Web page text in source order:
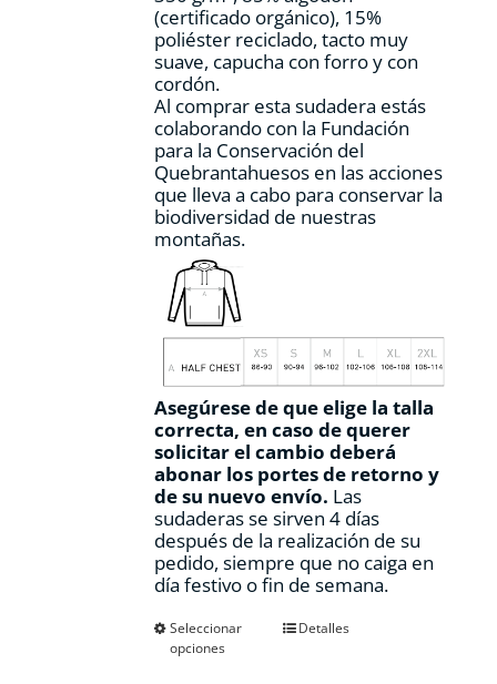
de
producto
(certificado orgánico), 15%
poliéster reciclado, tacto muy
suave, capucha con forro y con
cordón.
Al comprar esta sudadera estás
colaborando con la Fundación
para la Conservación del
Quebrantahuesos en las acciones
que lleva a cabo para conservar la
biodiversidad de nuestras
montañas.
Asegúrese de que elige la talla
correcta, en caso de querer
solicitar el cambio deberá
abonar los portes de retorno y
de su nuevo envío. Las
sudaderas se sirven 4 días
después de la realización de su
pedido, siempre que no caiga en
día festivo o fin de semana.
Seleccionar
opciones
EsteDetalles